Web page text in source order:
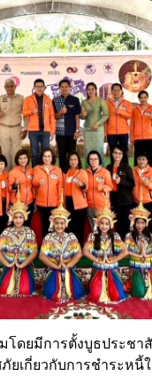
ดยมีการตั้งบูธประชา
เกี่ยวกับการชำระห